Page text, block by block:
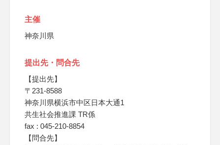
主催
神奈川県
提出先・問合先
【提出先】
〒231-8588
神奈川県横浜市中区日本大通1
共生社会推進課 TR係
fax : 045-210-8854
【問合先】